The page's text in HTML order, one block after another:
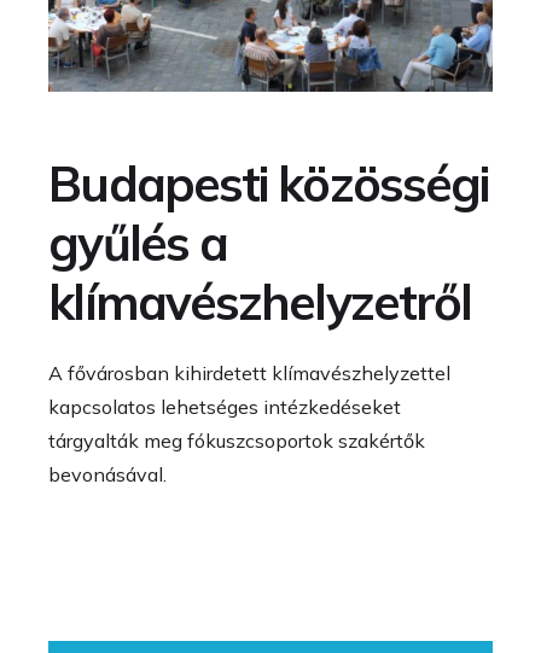
Budapesti közösségi
gyűlés a
klímavészhelyzetről
A fővárosban kihirdetett klímavészhelyzettel
kapcsolatos lehetséges intézkedéseket
tárgyalták meg fókuszcsoportok szakértők
bevonásával.